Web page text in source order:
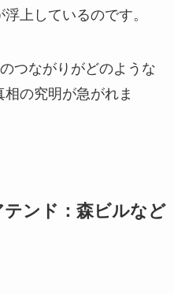
上しているのです。
つながりがどのような
の究明が急がれま
テンド：森ビルなど